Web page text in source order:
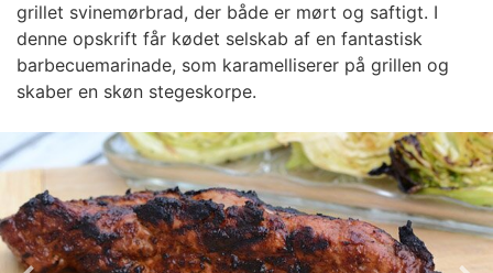
grillet svinemørbrad, der både er mørt og saftigt. I
denne opskrift får kødet selskab af en fantastisk
barbecuemarinade, som karamelliserer på grillen og
skaber en skøn stegeskorpe.